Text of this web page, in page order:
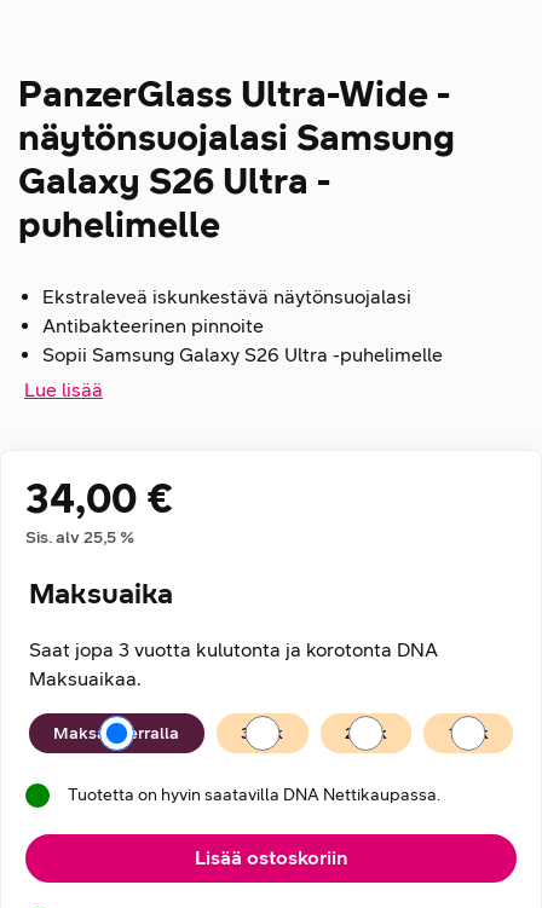
PanzerGlass Ultra-Wide -
näytönsuojalasi Samsung
Galaxy S26 Ultra -
puhelimelle
Ekstraleveä iskunkestävä näytönsuojalasi
Antibakteerinen pinnoite
Sopii Samsung Galaxy S26 Ultra -puhelimelle
Lue lisää
Hintatiedot
34,00 €
Sis. alv25,5 %
Maksuaika
Saat jopa 3 vuotta kulutonta ja korotonta DNA
Maksuaikaa.
Maksuaika
Maksan kerralla 36 kk 24 kk 12 kk
Tuotetta on hyvin saatavilla DNA Nettikaupassa.
Lisää ostoskoriin